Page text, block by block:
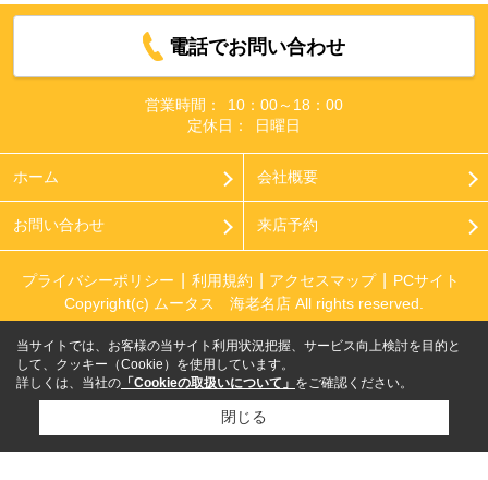
電話でお問い合わせ
営業時間：
10：00～18：00
定休日：
日曜日
ホーム 会社概要
お問い合わせ 来店予約
プライバシーポリシー 利用規約 アクセスマップ
PCサイト
Copyright(c) ムータス 海老名店 All rights reserved.
当サイトでは、お客様の当サイト利用状況把握、サービス向上検討を目的と
して、クッキー（Cookie）を使用しています。
詳しくは、当社の 「Cookieの取扱いについて」 をご確認ください。
閉じる